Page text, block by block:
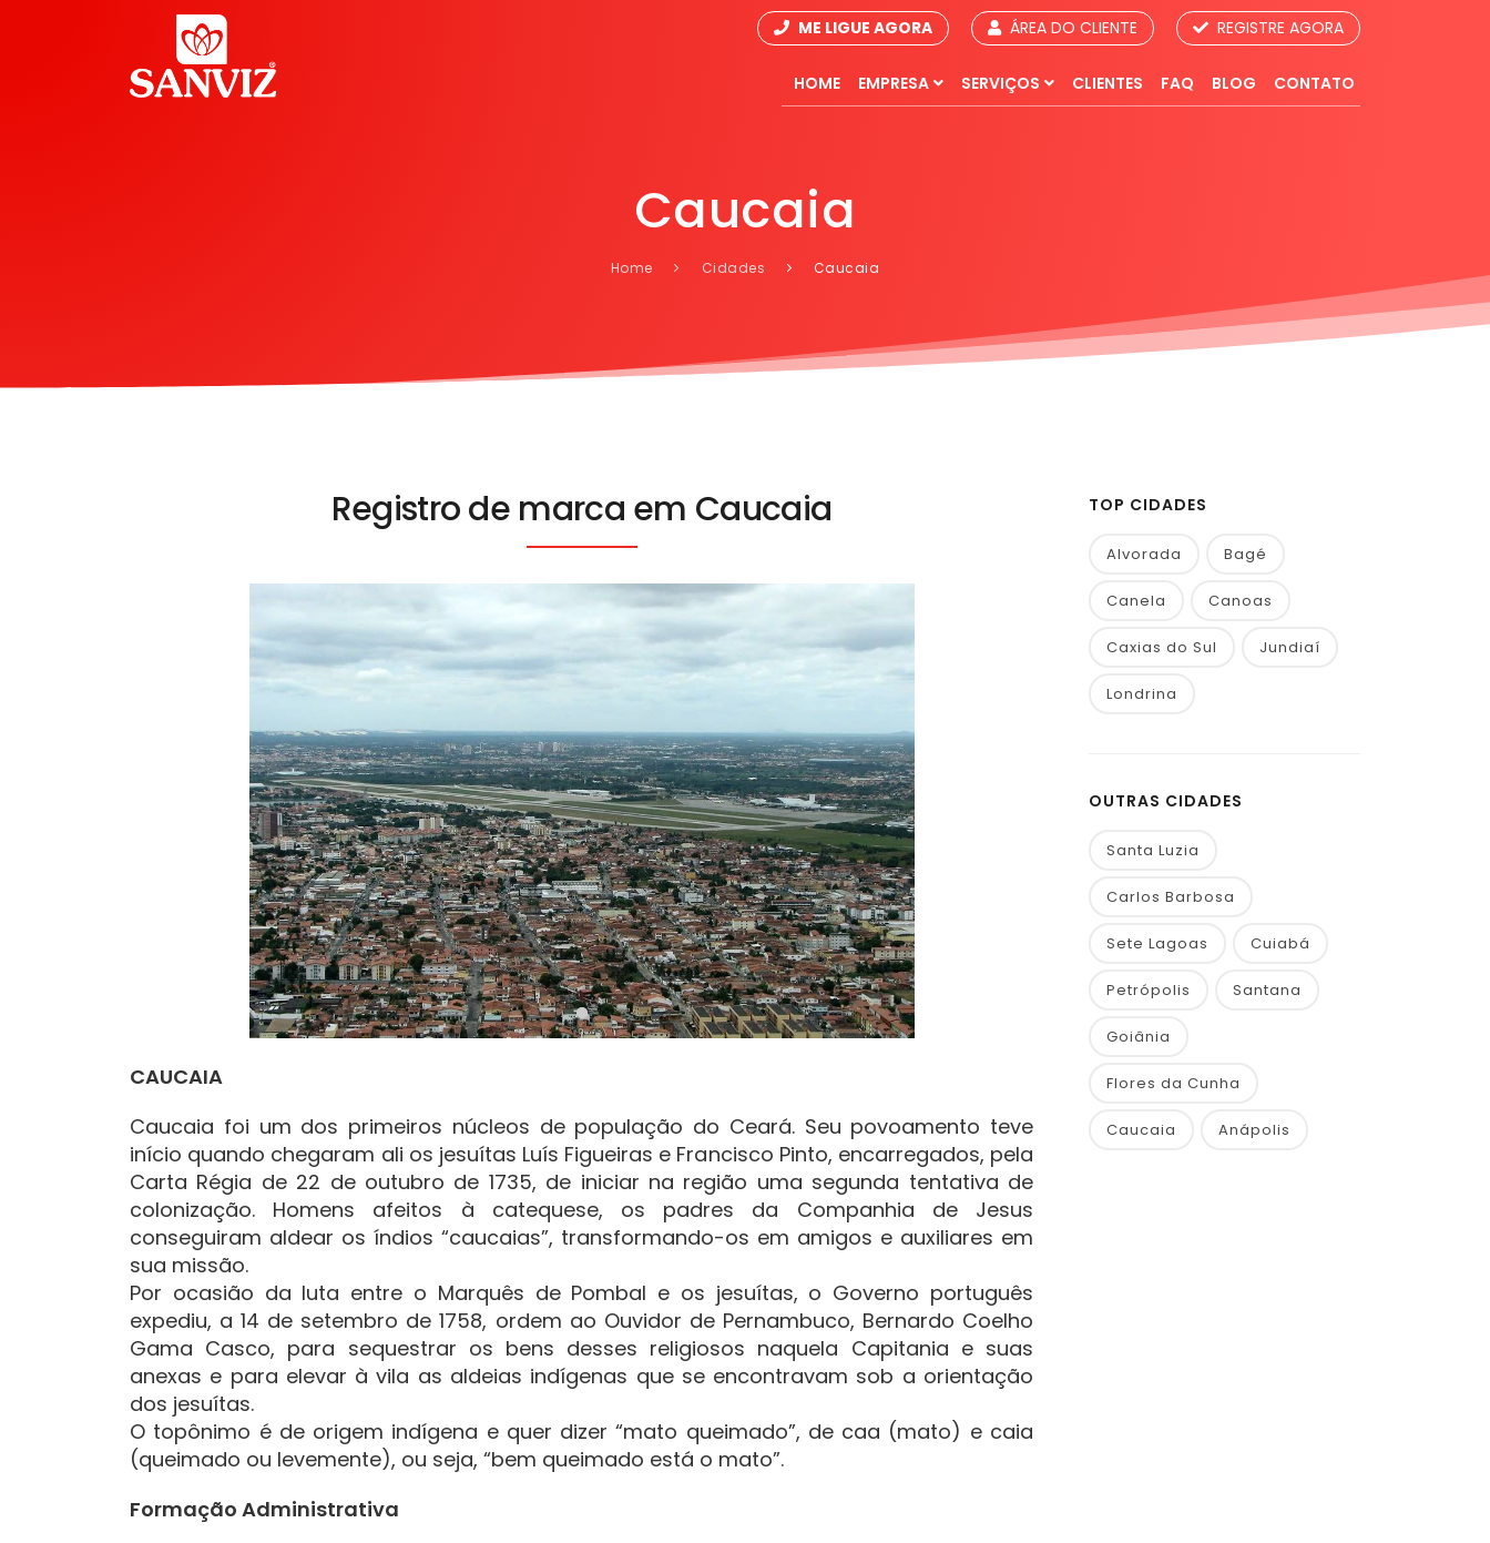
ME LIGUE AGORA ÁREA DO CLIENTE REGISTRE AGORA
HOME EMPRESA SERVIÇOS CLIENTES FAQ BLOG CONTATO
Caucaia
Home Cidades Caucaia
Registro de marca em Caucaia
CAUCAIA
Caucaia foi um dos primeiros núcleos de população do Ceará. Seu povoamento teve
início quando chegaram ali os jesuítas Luís Figueiras e Francisco Pinto, encarregados, pela
Carta Régia de 22 de outubro de 1735, de iniciar na região uma segunda tentativa de
colonização. Homens afeitos à catequese, os padres da Companhia de Jesus
conseguiram aldear os índios “caucaias”, transformando-os em amigos e auxiliares em
sua missão.
Por ocasião da luta entre o Marquês de Pombal e os jesuítas, o Governo português
expediu, a 14 de setembro de 1758, ordem ao Ouvidor de Pernambuco, Bernardo Coelho
Gama Casco, para sequestrar os bens desses religiosos naquela Capitania e suas
anexas e para elevar à vila as aldeias indígenas que se encontravam sob a orientação
dos jesuítas.
O topônimo é de origem indígena e quer dizer “mato queimado”, de caa (mato) e caia
(queimado ou levemente), ou seja, “bem queimado está o mato”.
Formação Administrativa
TOP CIDADES
Alvorada Bagé
Canela Canoas
Caxias do Sul Jundiaí
Londrina
OUTRAS CIDADES
Santa Luzia
Carlos Barbosa
Sete Lagoas Cuiabá
Petrópolis Santana
Goiânia
Flores da Cunha
Caucaia Anápolis